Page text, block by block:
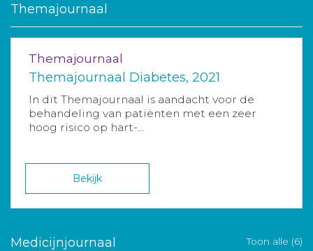
Themajournaal
Themajournaal
Themajournaal Diabetes, 2021
In dit Themajournaal is aandacht voor de
behandeling van patiënten met een zeer
hoog risico op hart-...
Bekijk
Medicijnjournaal Toon alle (6)